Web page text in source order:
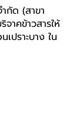
กัด (สาขา
จาคข้าวสารให้
เปราะบาง ใน